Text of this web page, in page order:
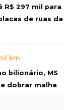
R$ 297 mil para
de ruas da
km
bilionário, MS
dobrar malha